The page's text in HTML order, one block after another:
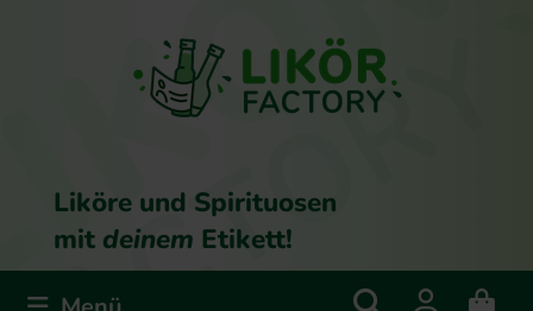
Liköre und Spirituosen
mit deinem Etikett!